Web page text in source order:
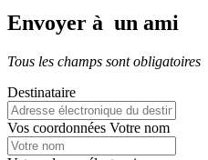
Envoyer à un ami
Tous les champs sont obligatoires
Destinataire
Vos coordonnées Votre nom